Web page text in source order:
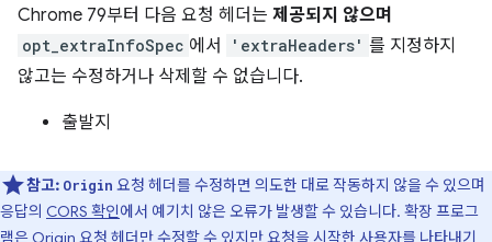
Chrome 79부터 다음 요청 헤더는 제공되지 않으며
opt_extraInfoSpec 에서 'extraHeaders' 를 지정하지
않고는 수정하거나 삭제할 수 없습니다.
출발지
참고: Origin 요청 헤더를 수정하면 의도한 대로 작동하지 않을 수 있으며
응답의 CORS 확인에서 예기치 않은 오류가 발생할 수 있습니다. 확장 프로그
램은 Origin 요청 헤더만 수정할 수 있지만 요청을 시작한 사용자를 나타내기